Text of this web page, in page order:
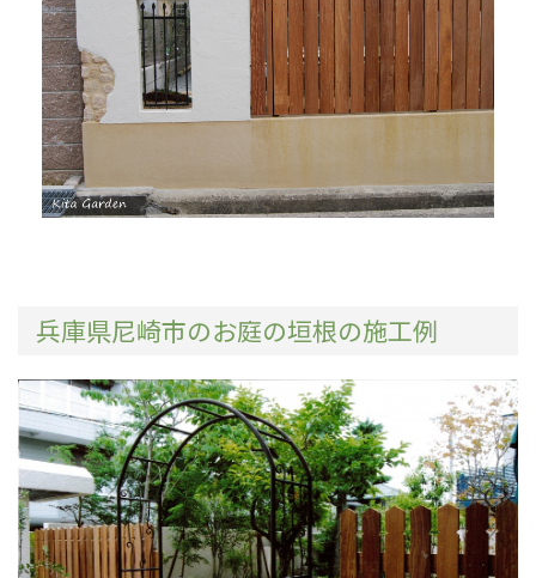
兵庫県尼崎市のお庭の垣根の施工例